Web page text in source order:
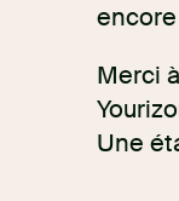
Merci
Une